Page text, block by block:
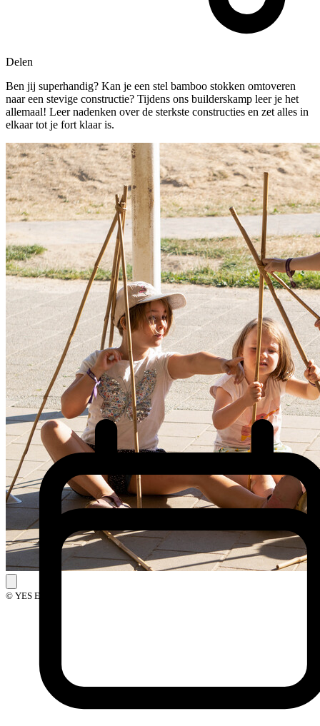
Delen
Ben jij superhandig? Kan je een stel bamboo stokken omtoveren
naar een stevige constructie? Tijdens ons builderskamp leer je het
allemaal! Leer nadenken over de sterkste constructies en zet alles in
elkaar tot je fort klaar is.
© YES Events